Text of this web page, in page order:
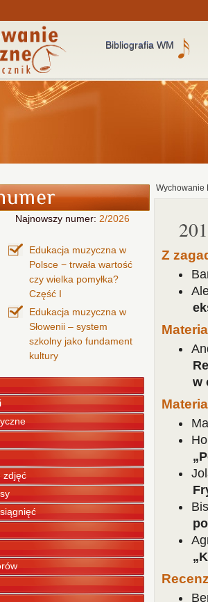
Bibliografia WM
Najnowszy numer: 2/2026
Edukacja muzyczna w
Polsce − trwała wartość
czy wielka pomyłka?
Część I
Edukacja muzyczna w
Słowenii – system
szkolny jako fundament
kultury
zdjęć
Wychowanie
Z
w